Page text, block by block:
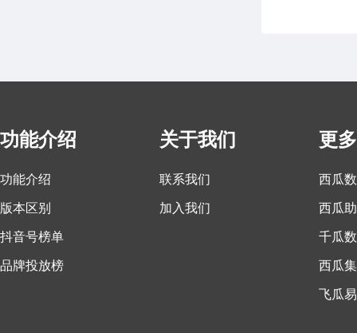
功能介绍
功能介绍
版本区别
抖音号榜单
品牌投放榜
关于我们
联系我们
加入我们
更
西瓜
西瓜
千瓜
西瓜集
飞瓜